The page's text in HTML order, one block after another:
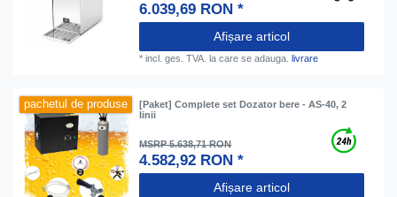
6.039,69 RON *
Afișare articol
*incl. ges. TVA. la care se adauga.livrare
pachetul de produse
[Paket] Complete set Dozator bere - AS-40, 2
linii
MSRP 5.638,71 RON
4.582,92 RON *
Afișare articol